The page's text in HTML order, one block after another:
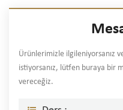
Ürünlerimizle ilgileniyorsanız
istiyorsanız, lütfen buraya bir
vereceğiz.